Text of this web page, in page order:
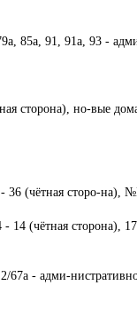
85а, 91, 91а, 93 -
сторона), но-вые
(чётная сторо-на),
(чётная сторона),
- адми-